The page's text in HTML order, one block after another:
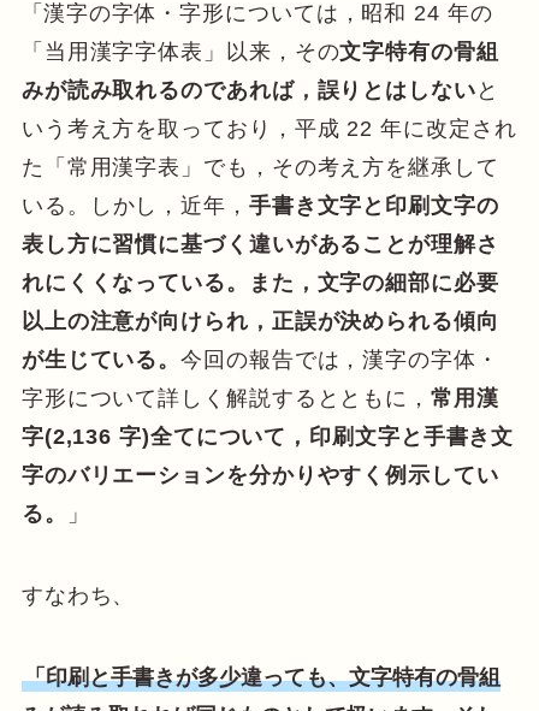
「 漢字の字体・字形については，昭和 24 年の
「当用漢字字体表」以来，その文字特有の骨組
みが読み取れるのであれば，誤りとはしない と
いう考え方を取っており，平成 22 年に改定され
た「常用漢字表」でも，その考え方を継承して
いる。
しかし，近年， 手書き文字と印刷文字の
表し方に習慣に基づく違いがあることが理解さ
れにくくなっている。また，文字の細部に必要
以上の注意が向けられ，正誤が決められる傾向
が生じている。今回の報告では，漢字の字体・
字形について詳しく解説するとともに，常用漢
字(2,136 字)全てについて，印刷文字と手書き文
字のバリエーションを分かりやすく例示してい
る。
」
すなわち、
「印刷と手書きが多少違っても、文字特有の骨組